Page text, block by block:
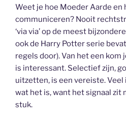
Weet je hoe Moeder Aarde
communiceren? Nooit
‘via via’ op de meest
ook de Harry Potter serie
regels door). Van het een kom
is interessant. Selectief zijn,
uitzetten, is een vereiste.
wat het is, want het signaal zit
stuk.